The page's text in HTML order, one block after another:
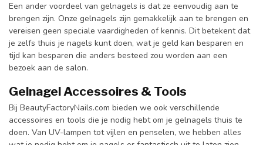
Een ander voordeel van gelnagels is dat ze eenvoudig aan te
brengen zijn. Onze gelnagels zijn gemakkelijk aan te brengen en
vereisen geen speciale vaardigheden of kennis. Dit betekent dat
je zelfs thuis je nagels kunt doen, wat je geld kan besparen en
tijd kan besparen die anders besteed zou worden aan een
bezoek aan de salon.
Gelnagel Accessoires & Tools
Bij BeautyFactoryNails.com bieden we ook verschillende
accessoires en tools die je nodig hebt om je gelnagels thuis te
doen. Van UV-lampen tot vijlen en penselen, we hebben alles